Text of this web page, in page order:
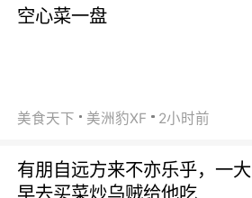
空心菜一盘
美食天下 美洲豹XF 2小时前
有朋自远方来不亦乐乎，一大
早去买菜炒乌贼给他吃